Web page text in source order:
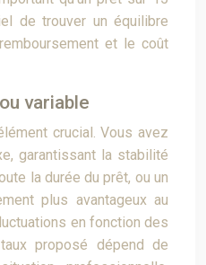
de trouver un équilibre
et le coût
variable
crucial. Vous avez
garantissant la stabilité
la durée du prêt, ou un
plus avantageux au
en fonction des
proposé dépend de